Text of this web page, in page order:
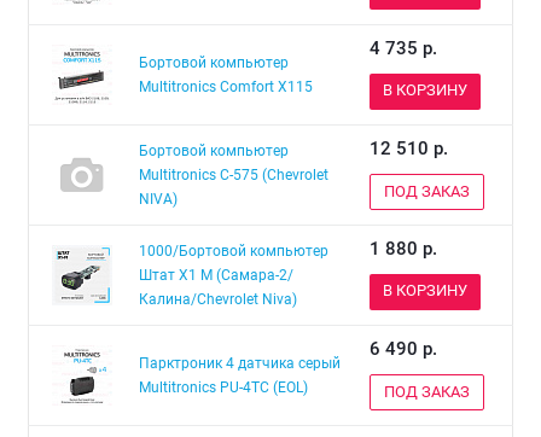
Бортовой компьютер
Multitronics Comfort X115
4 735 р.
В КОРЗИНУ
Бортовой компьютер
Multitronics C-575 (Chevrolet
NIVA)
12 510 р.
ПОД ЗАКАЗ
1000/Бортовой компьютер
Штат Х1 М (Самара-2/
Калина/Chevrolet Niva)
1 880 р.
В КОРЗИНУ
Парктроник 4 датчика серый
Multitronics PU-4TC (EOL)
6 490 р.
ПОД ЗАКАЗ